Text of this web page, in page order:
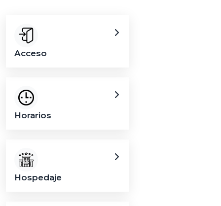
Acceso
Horarios
Hospedaje